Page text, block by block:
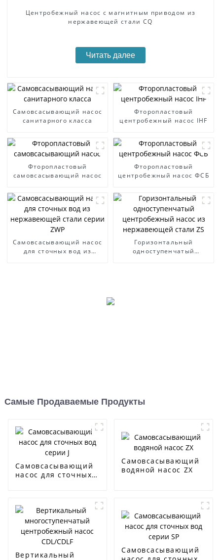
Центробежный насос с магнитным приводом из
нержавеющей стали CQ
Читать далее
Самовсасывающий насос
санитарного класса
Фторопластовый
центробежный насос IHF
Фторопластовый
самовсасывающий насос
Фторопластовый
центробежный насос ФСБ
Самовсасывающий насос
для сточных вод из
Горизонтальный
одноступенчатый
Самые Продаваемые Продукты
Самовсасывающий
насос для сточных
Самовсасывающий
водяной насос ZX
Вертикальный
Самовсасывающий